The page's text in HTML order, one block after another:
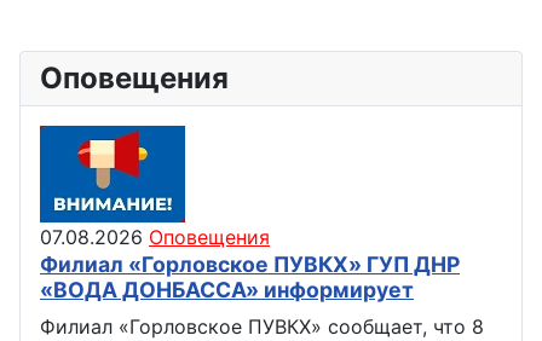
Оповещения
07.08.2026 Оповещения
Филиал «Горловское ПУВКХ» ГУП ДНР
«ВОДА ДОНБАССА» информирует
Филиал «Горловское ПУВКХ» сообщает, что 8